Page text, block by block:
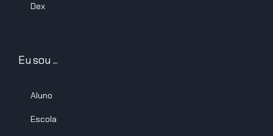
Dex
Eu sou ...
Aluno
Escola